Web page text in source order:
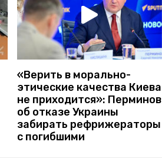
«Верить в морально-
этические качества Киева
не приходится»: Перминов
об отказе Украины
забирать рефрижераторы
с погибшими